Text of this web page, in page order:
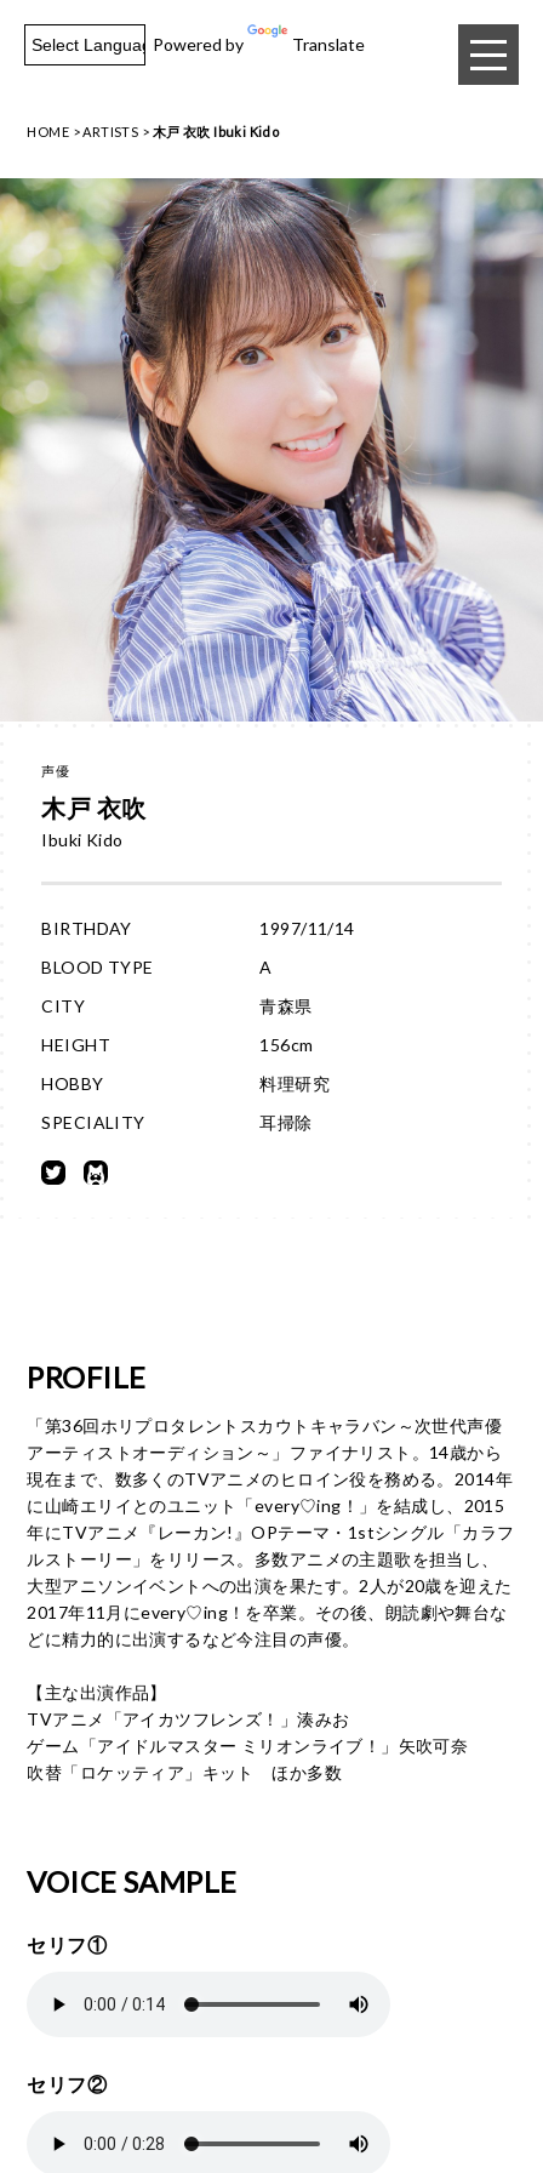
Powered by Translate
HOME ARTISTS 木戸 衣吹 Ibuki Kido
声優
木戸 衣吹
Ibuki Kido
BIRTHDAY
1997/11/14
BLOOD TYPE
A
CITY
青森県
HEIGHT
156cm
HOBBY
料理研究
SPECIALITY
耳掃除
PROFILE
「第36回ホリプロタレントスカウトキャラバン～次世代声優
アーティストオーディション～」ファイナリスト。14歳から
現在まで、数多くのTVアニメのヒロイン役を務める。2014年
に山崎エリイとのユニット「every♡ing！」を結成し、2015
年にTVアニメ『レーカン!』OPテーマ・1stシングル「カラフ
ルストーリー」をリリース。多数アニメの主題歌を担当し、
大型アニソンイベントへの出演を果たす。2人が20歳を迎えた
2017年11月にevery♡ing！を卒業。その後、朗読劇や舞台な
どに精力的に出演するなど今注目の声優。
【主な出演作品】
TVアニメ「アイカツフレンズ！」湊みお
ゲーム「アイドルマスター ミリオンライブ！」矢吹可奈
吹替「ロケッティア」キット ほか多数
VOICE SAMPLE
セリフ①
セリフ②